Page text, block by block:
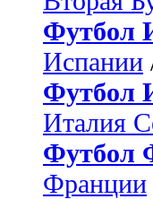
Футбол
Испании
Футбол
Италия
Футбол
Франции